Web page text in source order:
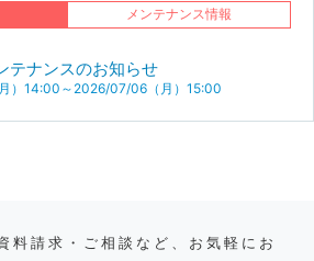
メンテナンス情報
テナンスのお知らせ
）14:00～2026/07/06（月）15:00
料請求・ご相談など、お気軽にお